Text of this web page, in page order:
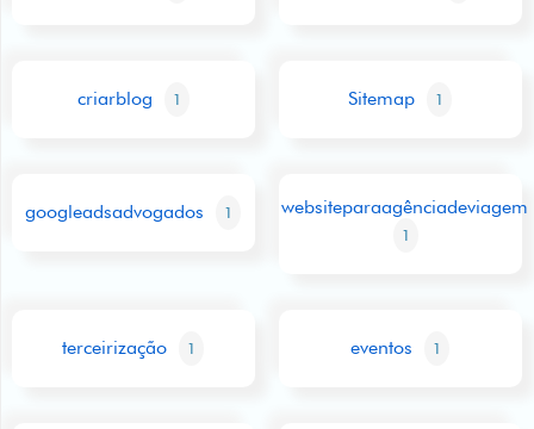
criarblog 1 Sitemap 1
googleadsadvogados 1 websiteparaagênciadeviagem
1
terceirização 1 eventos 1